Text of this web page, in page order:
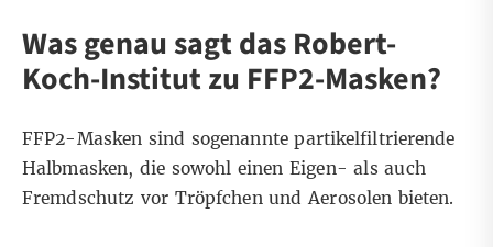
Was genau sagt das Robert-
Koch-Institut zu FFP2-Masken?
FFP2-Masken sind sogenanntepartikelfiltrierende
Halbmasken, die sowohl einen Eigen- als auch
Fremdschutz vor Tröpfchen und Aerosolen bieten.